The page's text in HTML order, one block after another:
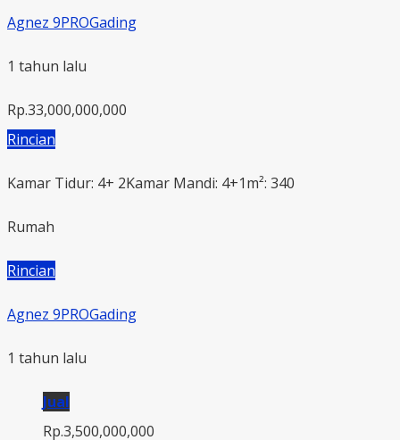
Agnez 9PROGading
1 tahun lalu
Rp.33,000,000,000
Rincian
Kamar Tidur: 4+ 2Kamar Mandi: 4+1m²: 340
Rumah
Rincian
Agnez 9PROGading
1 tahun lalu
Jual
Rp.3,500,000,000